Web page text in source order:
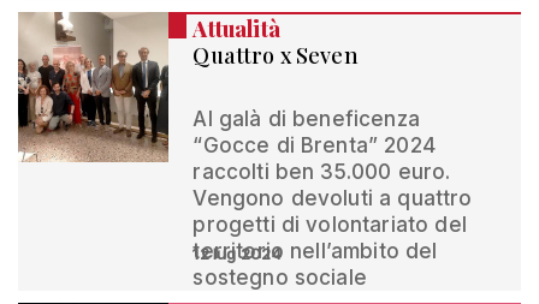
Attualità
Quattro x Seven
Al galà di beneficenza
“Gocce di Brenta” 2024
raccolti ben 35.000 euro.
Vengono devoluti a quattro
progetti di volontariato del
territorio nell’ambito del
sostegno sociale
12 lug 2024